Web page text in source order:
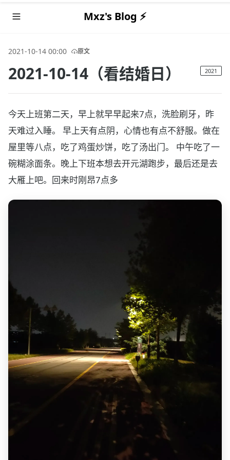
Mxz's Blog ⚡️
2021-10-14 00:00 原文
2021-10-14（看结婚日） 2021
今天上班第二天，早上就早早起来7点，洗脸刷牙，昨
天难过入睡。 早上天有点阴，心情也有点不舒服。做在
屋里等八点，吃了鸡蛋炒饼，吃了汤出门。 中午吃了一
碗糊涂面条。晚上下班本想去开元湖跑步，最后还是去
大雁上吧。回来时刚昂7点多